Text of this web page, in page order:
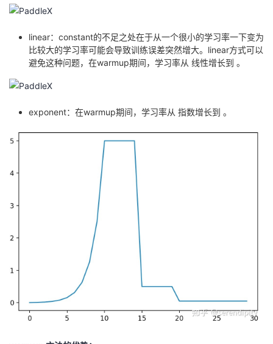
linear：constant的不足之处在于从一个很小的学习率一下变为
比较大的学习率可能会导致训练误差突然增大。linear方式可以
避免这种问题，在warmup期间，学习率从 线性增长到 。
exponent：在warmup期间，学习率从 指数增长到 。